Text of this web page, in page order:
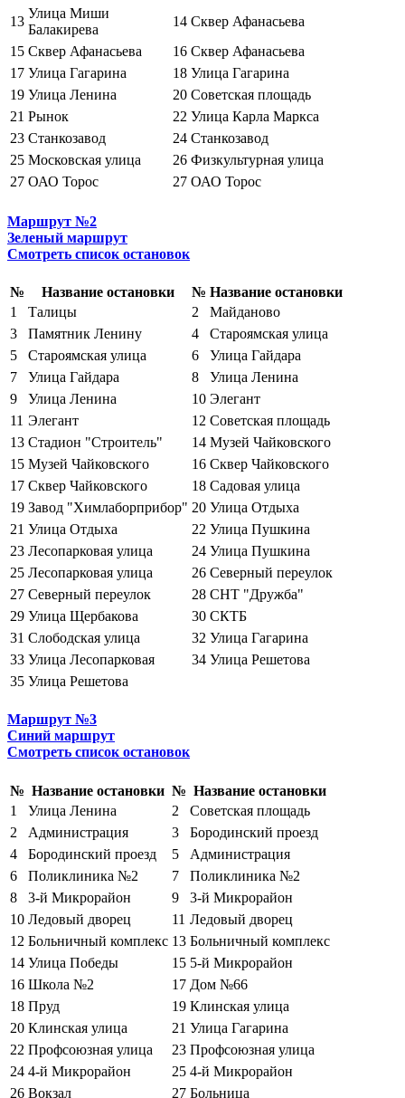
13
Улица Миши
Балакирева
14 Сквер Афанасьева
15 Сквер Афанасьева 16 Сквер Афанасьева
17 Улица Гагарина 18 Улица Гагарина
19 Улица Ленина 20 Советская площадь
21 Рынок 22 Улица Карла Маркса
23 Станкозавод 24 Станкозавод
25 Московская улица 26 Физкультурная улица
27 ОАО Торос 27 ОАО Торос
Маршрут №2
Зеленый маршрут
Смотреть список остановок
№ Название остановки № Название остановки
1
Талицы 2
Майданово
3
Памятник Ленину 4
Староямская улица
5
Староямская улица 6
Улица Гайдара
7
Улица Гайдара 8
Улица Ленина
9
Улица Ленина 10 Элегант
11 Элегант 12 Советская площадь
13 Стадион "Строитель" 14 Музей Чайковского
15 Музей Чайковского 16 Сквер Чайковского
17 Сквер Чайковского 18 Садовая улица
19 Завод "Химлаборприбор" 20 Улица Отдыха
21 Улица Отдыха 22 Улица Пушкина
23 Лесопарковая улица 24 Улица Пушкина
25 Лесопарковая улица 26 Северный переулок
27 Северный переулок 28 СНТ "Дружба"
29 Улица Щербакова 30 СКТБ
31 Слободская улица 32 Улица Гагарина
33 Улица Лесопарковая 34 Улица Решетова
35 Улица Решетова
Маршрут №3
Синий маршрут
Смотреть список остановок
№ Название остановки № Название остановки
1
Улица Ленина 2
Советская площадь
2
Администрация 3
Бородинский проезд
4
Бородинский проезд 5
Администрация
6
Поликлиника №2 7
Поликлиника №2
8
3-й Микрорайон 9
3-й Микрорайон
10 Ледовый дворец 11 Ледовый дворец
12 Больничный комплекс 13 Больничный комплекс
14 Улица Победы 15 5-й Микрорайон
16 Школа №2 17 Дом №66
18 Пруд 19 Клинская улица
20 Клинская улица 21 Улица Гагарина
22 Профсоюзная улица 23 Профсоюзная улица
24 4-й Микрорайон 25 4-й Микрорайон
26 Вокзал 27 Больница